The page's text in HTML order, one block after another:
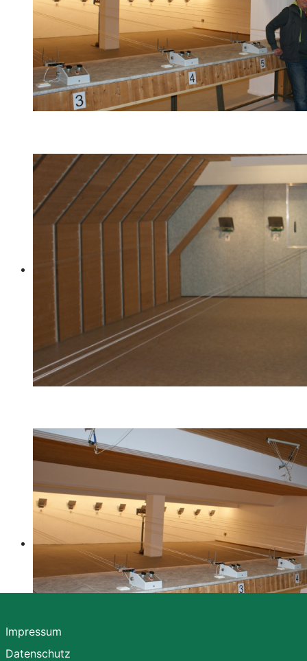
Impressum
Datenschutz